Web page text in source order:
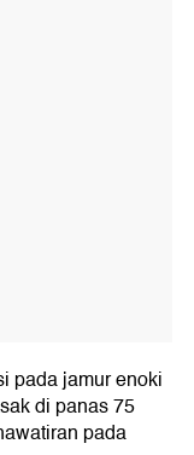
pada jamur enoki
di panas 75
pada